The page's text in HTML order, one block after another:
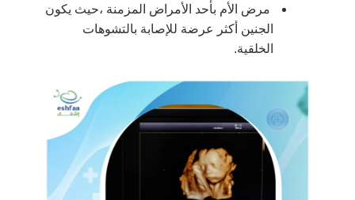
مرض الأم بأحد الأمراض المزمنة ،حيث يكون
الجنين أكثر عرضة للإصابة بالتشوهات
الخلقية.